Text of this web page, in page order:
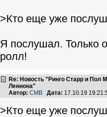
>Кто еще уже
Я послушал. Только
ролл!
Re: Новость "Ринго Старр и Пол
Леннона"
Автор: CMB Дата: 17.10.19
>Кто еще уже